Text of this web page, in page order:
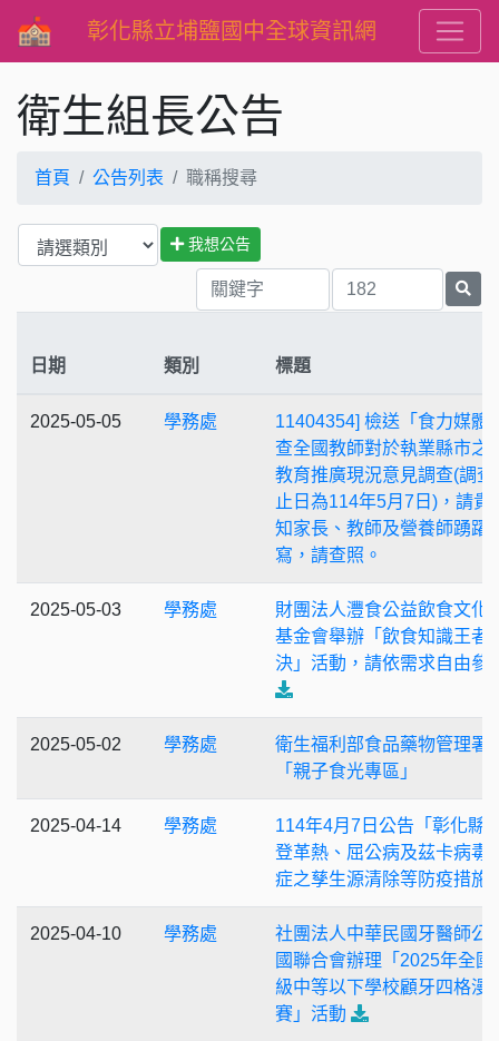
彰化縣立埔鹽國中全球資訊網
衛生組長公告
首頁 公告列表 職稱搜尋
我想公告
日期 類別 標題
2025-05-05 學務處
11404354] 檢送「食力媒體
查全國教師對於執業縣市之
教育推廣現況意見調查(調查
止日為114年5月7日)，請貴
知家長、教師及營養師踴躍
寫，請查照。
2025-05-03 學務處
財團法人灃食公益飲食文化
基金會舉辦「飲食知識王者
決」活動，請依需求自由參
2025-05-02 學務處
衛生福利部食品藥物管理署
「親子食光專區」
2025-04-14 學務處
114年4月7日公告「彰化縣
登革熱、屈公病及茲卡病毒
症之孳生源清除等防疫措施
2025-04-10 學務處
社團法人中華民國牙醫師公
國聯合會辦理「2025年全國
級中等以下學校顧牙四格漫
賽」活動